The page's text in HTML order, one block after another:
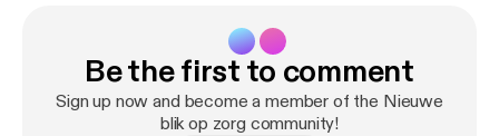
administratieve lasten en hoe technologie
zorgprofessionals kan ontlasten in plaats van
belasten. De zorg van morgen vraagt om andere
Be the first to comment
Sign up now and become a member of the Nieuwe
blik op zorg community!